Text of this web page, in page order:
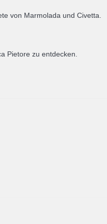
von Marmolada und Civetta.
Pietore zu entdecken.